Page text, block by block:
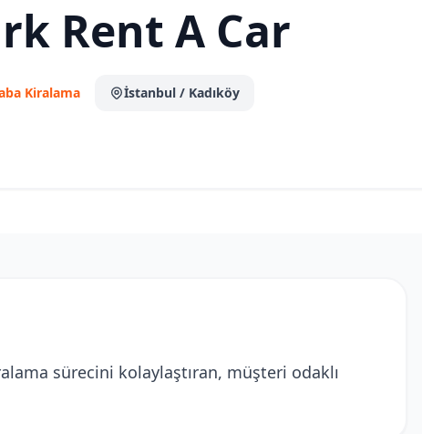
Rent A Car
Kiralama İstanbul / Kadıköy
sürecini kolaylaştıran, müşteri odaklı